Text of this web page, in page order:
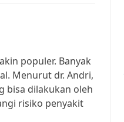
populer. Banyak
Menurut dr. Andri,
bisa dilakukan oleh
risiko penyakit